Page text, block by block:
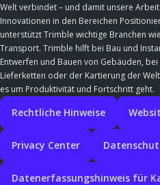
Welt verbindet – und damit unsere
Innovationen in den Bereichen
unterstützt Trimble wichtige Branchen
Transport. Trimble hilft bei Bau und
Entwerfen und Bauen von Gebäuden,
Lieferketten oder der Kartierung der
es um Produktivität und Fortschritt geht.
Rechtliche Hinweise
Privacy Center
Datenerfassungshinweis für